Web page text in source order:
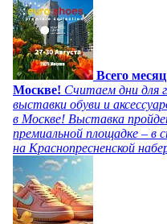
Всего
Москве! Считаем дни для
выставки обуви и
в Москве! Выставка
премиальной площадке – в
на Краснопресненской